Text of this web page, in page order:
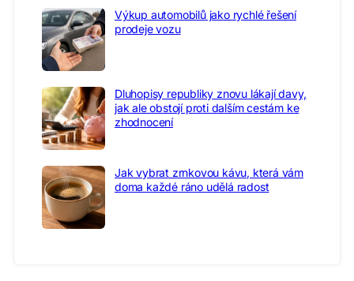
Výkup automobilů jako rychlé řešení
prodeje vozu
Dluhopisy republiky znovu lákají davy,
jak ale obstojí proti dalším cestám ke
zhodnocení
Jak vybrat zrnkovou kávu, která vám
doma každé ráno udělá radost